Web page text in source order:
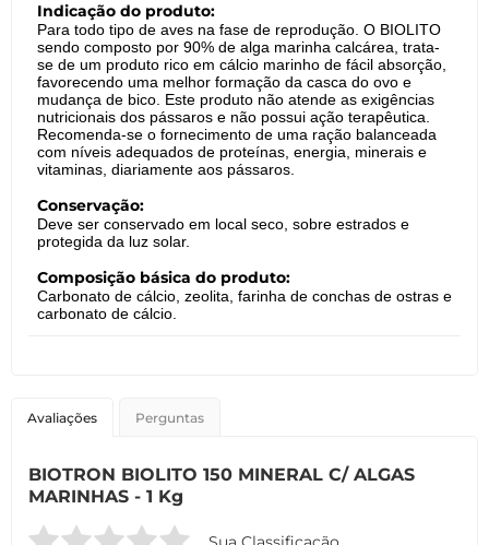
Indicação do produto:
Para todo tipo de aves na fase de reprodução. O BIOLITO
sendo composto por 90% de alga marinha calcárea, trata-
se de um produto rico em cálcio marinho de fácil absorção,
favorecendo uma melhor formação da casca do ovo e
mudança de bico. Este produto não atende as exigências
nutricionais dos pássaros e não possui ação terapêutica.
Recomenda-se o fornecimento de uma ração balanceada
com níveis adequados de proteínas, energia, minerais e
vitaminas, diariamente aos pássaros.
Conservação:
Deve ser conservado em local seco, sobre estrados e
protegida da luz solar.
Composição básica do produto:
Carbonato de cálcio, zeolita, farinha de conchas de ostras e
carbonato de cálcio.
Avaliações Perguntas
BIOTRON BIOLITO 150 MINERAL C/ ALGAS
MARINHAS - 1 Kg